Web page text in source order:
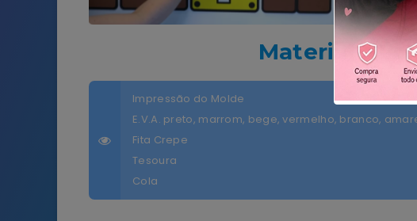
Material
Impressão do Molde
E.V.A. preto, marrom, bege, vermelho, branco,
Fita Crepe
Tesoura
Cola